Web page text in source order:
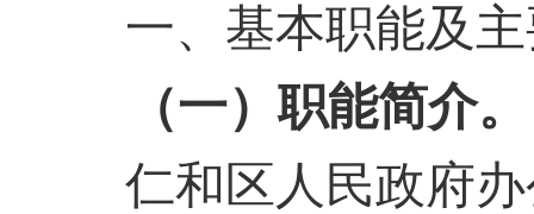
一、基本职能及
（一）职能简介。
仁和区人民政府